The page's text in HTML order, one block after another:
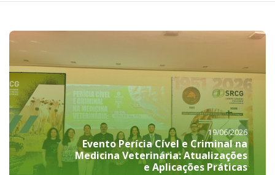
19/06/2026
Evento Perícia Cível e Criminal na
Medicina Veterinária: Atualizações
e Aplicações Práticas